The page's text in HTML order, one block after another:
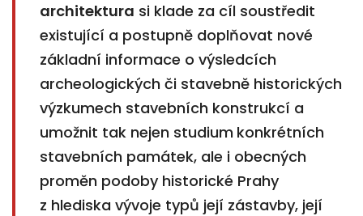
architektura si klade za cíl soustředit
existující a postupně doplňovat nové
základní informace o výsledcích
archeologických či stavebně historických
výzkumech stavebních konstrukcí a
umožnit tak nejen studium konkrétních
stavebních památek, ale i obecných
proměn podoby historické Prahy
z hlediska vývoje typů její zástavby, její